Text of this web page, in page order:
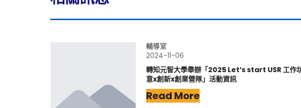
輔導室
2024-11-06
轉知元智大學舉辦「2025 Let’s start USR 工作
意x創新x創業營隊」活動資訊
Read More